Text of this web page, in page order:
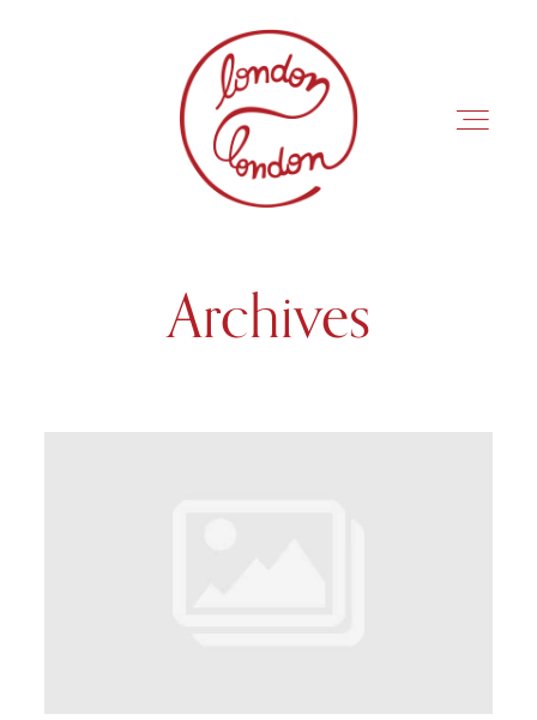
INÍCIO
Archives